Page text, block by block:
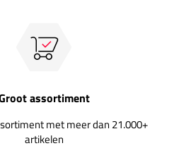
assortiment
met meer dan 21.000+
artikelen